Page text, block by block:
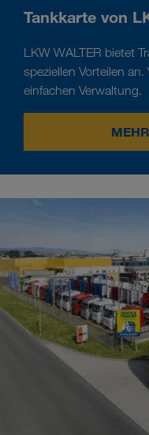
Tankkarte von
LKW WALTER bietet
speziellen Vorteilen
einfachen Verwaltung.